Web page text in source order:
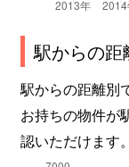
駅からの
駅からの距離別
お持ちの物件が
認いただけます。